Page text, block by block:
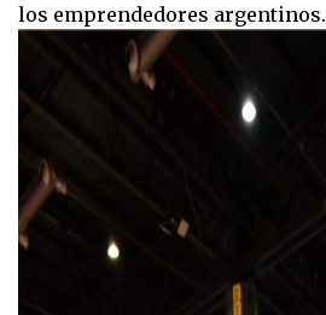
los emprendedores argentinos.